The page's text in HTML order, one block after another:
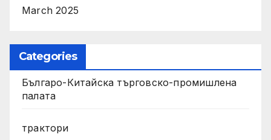
March 2025
Categories
Българо-Китайска търговско-промишлена
палата
трактори